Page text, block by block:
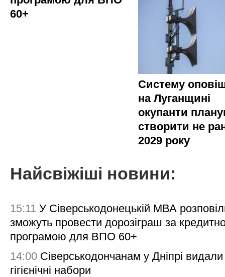
60+
Систему
на Луганщині
окупанти
створити не
2029 року
Найсвіжіші новини:
15:11 У Сіверськодонецькій МВА
зможуть провести дорозіграш за
програмою для ВПО 60+
14:00 Сіверськодончанам у Дніпрі видали
гігієнічні набори